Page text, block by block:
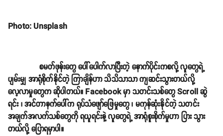
Photo: Unsplash
စမတ်ဖုန်းတွေ ပေါ်ပေါက်လာပြီးတဲ့ နောက်ပိုင်းကစလို့ လူတွေရဲ့
ပျမ်းမျှ အာရုံစိုက်နိုင်တဲ့ ကြာချိန်ဟာ သိသိသာသာ ကျဆင်းသွားတယ်လို့
လေ့လာမှုတွေက ဆိုပါတယ်။ Facebook မှာ သတင်းသစ်တွေ Scroll ဆွဲ
ရင်း ၊ အင်တာနက်ပေါ်က ရုပ်သံဖျော်ဖြေမှုတွေ ၊ မကုန်ဆုံးနိုင်တဲ့ သတင်း
အချက်အလက်သစ်တွေကို ရယူရင်းနဲ့ လူတွေရဲ့ အာရုံစူးစိုက်မှုဟာ ပြား သွား
တယ်လို့ ပြောရမှာပါ။